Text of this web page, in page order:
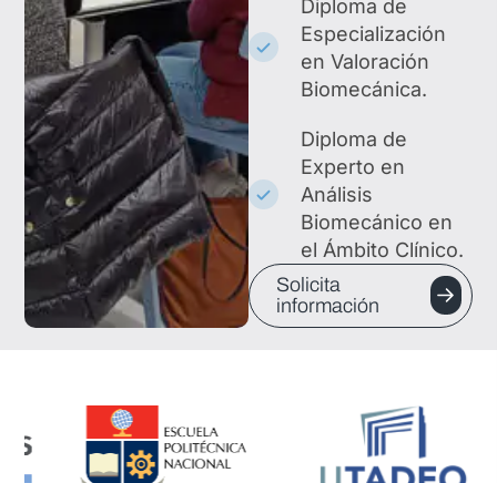
Diploma de
Especialización
en Valoración
Biomecánica.
Diploma de
Experto en
Análisis
Biomecánico en
el Ámbito Clínico.
Solicita
información